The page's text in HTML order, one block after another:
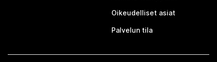
Oikeudelliset asiat
Palvelun tila